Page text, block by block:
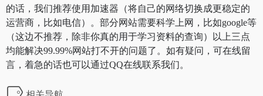
的话，我们推荐使用加速器（将自己的网络切换成更稳定的
运营商，比如电信）。部分网站需要科学上网，比如google等
（这边不推荐，除非你真的用于学习资料的查询）以上三点
均能解决99.99%网站打不开的问题了。如有疑问，可在线留
言，着急的话也可以通过QQ在线联系我们。